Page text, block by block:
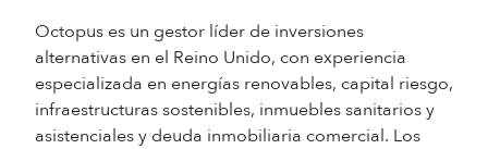
Octopus es un gestor líder de inversiones
alternativas en el Reino Unido, con experiencia
especializada en energías renovables, capital riesgo,
infraestructuras sostenibles, inmuebles sanitarios y
asistenciales y deuda inmobiliaria comercial. Los